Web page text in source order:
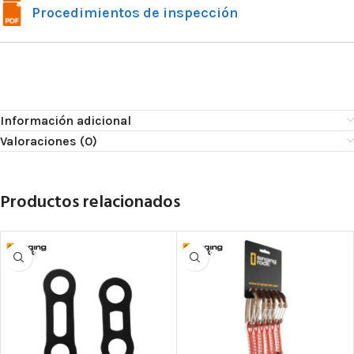
Procedimientos de inspección
Información adicional
Valoraciones (0)
Productos relacionados